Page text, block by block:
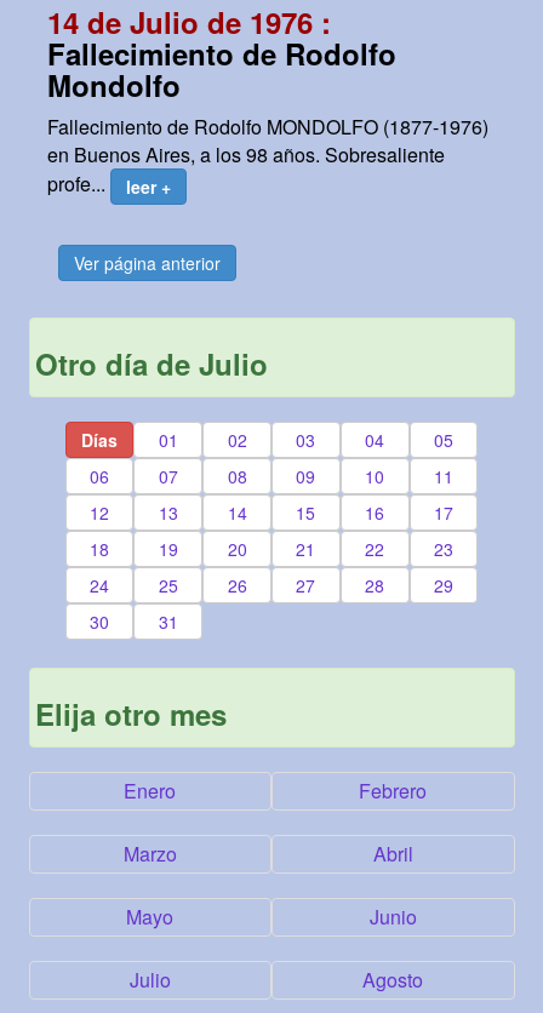
14 de Julio de 1976 :
Fallecimiento de Rodolfo
Mondolfo
Fallecimiento de Rodolfo MONDOLFO (1877-1976)
en Buenos Aires, a los 98 años. Sobresaliente
profe...
leer +
Ver página anterior
Otro día de Julio
Días 01 02 03 04
05
06
07 08 09 10
11
12
13 14 15 16
17
18
19 20 21 22
23
24
25 26 27 28
29
30
31
Elija otro mes
Enero Febrero
Marzo Abril
Mayo Junio
Julio Agosto